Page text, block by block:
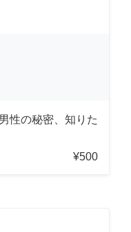
性の秘密、知りた
¥500